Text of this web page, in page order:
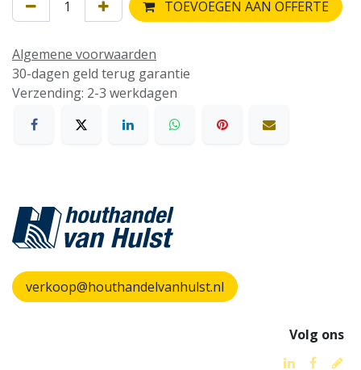
TOEVOEGEN AAN OFFERTE
Algemene voorwaarden
30-dagen geld terug garantie
Verzending: 2-3 werkdagen
verkoop@houthandelvanhulst.nl
Volg ons